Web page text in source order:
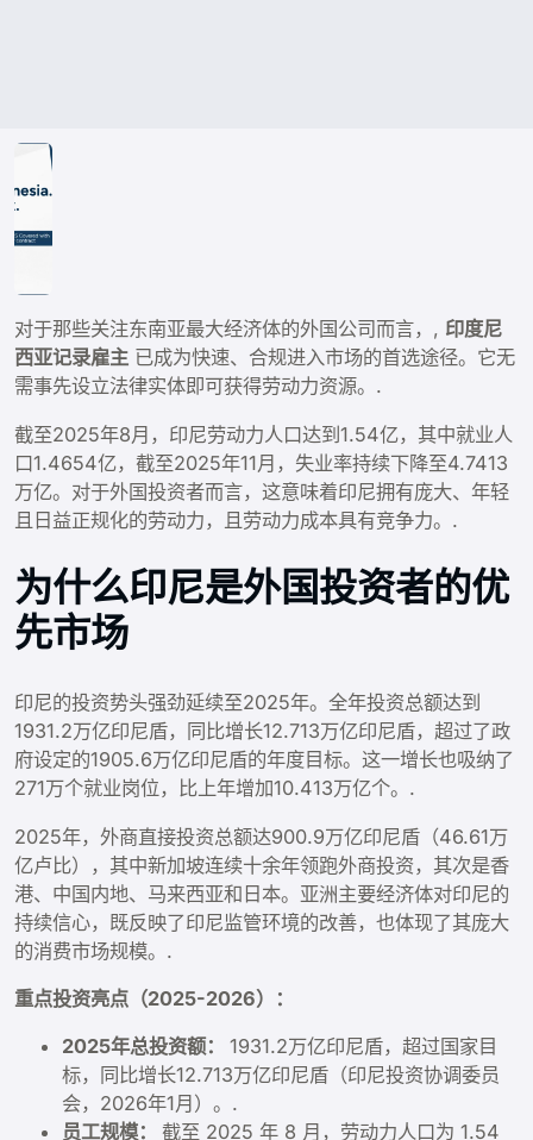
对于那些关注东南亚最大经济体的外国公司而言，, 印度尼
西亚记录雇主 已成为快速、合规进入市场的首选途径。它无
需事先设立法律实体即可获得劳动力资源。.
截至2025年8月，印尼劳动力人口达到1.54亿，其中就业人
口1.4654亿，截至2025年11月，失业率持续下降至4.7413
万亿。对于外国投资者而言，这意味着印尼拥有庞大、年轻
且日益正规化的劳动力，且劳动力成本具有竞争力。.
为什么印尼是外国投资者的优
先市场
印尼的投资势头强劲延续至2025年。全年投资总额达到
1931.2万亿印尼盾，同比增长12.713万亿印尼盾，超过了政
府设定的1905.6万亿印尼盾的年度目标。这一增长也吸纳了
271万个就业岗位，比上年增加10.413万亿个。.
2025年，外商直接投资总额达900.9万亿印尼盾（46.61万
亿卢比），其中新加坡连续十余年领跑外商投资，其次是香
港、中国内地、马来西亚和日本。亚洲主要经济体对印尼的
持续信心，既反映了印尼监管环境的改善，也体现了其庞大
的消费市场规模。.
重点投资亮点（2025-2026）：
2025年总投资额： 1931.2万亿印尼盾，超过国家目
标，同比增长12.713万亿印尼盾（印尼投资协调委员
会，2026年1月）。.
员工规模： 截至 2025 年 8 月，劳动力人口为 1.54